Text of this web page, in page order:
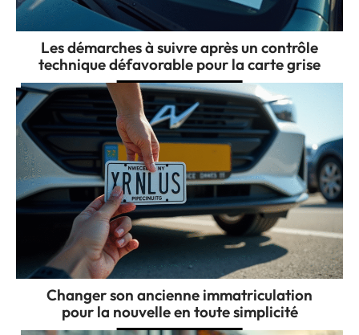
Les démarches à suivre après un contrôle
technique défavorable pour la carte grise
Changer son ancienne immatriculation
pour la nouvelle en toute simplicité